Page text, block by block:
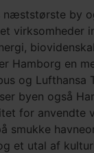
næststørste by
virksomheder
Hamborg en
og Lufthansa
byen også
for anvendte
smukke
et utal af